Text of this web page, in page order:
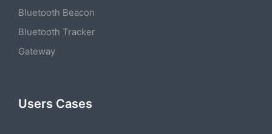
Bluetooth Beacon
Bluetooth Tracker
Gateway
Users Cases